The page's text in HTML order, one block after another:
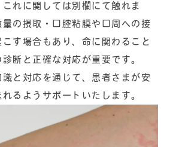
れに関しては別欄にて触れま
の摂取・口腔粘膜や口周への接
す場合もあり、命に関わること
断と正確な対応が重要です。
と対応を通じて、患者さまが安
るようサポートいたします。